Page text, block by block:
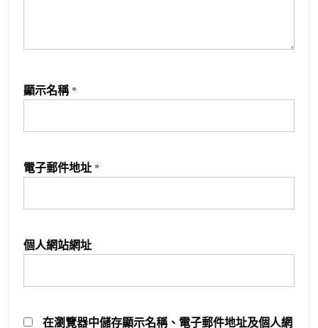
顯示名稱 *
電子郵件地址 *
個人網站網址
在瀏覽器中儲存顯示名稱、電子郵件地址及個人網